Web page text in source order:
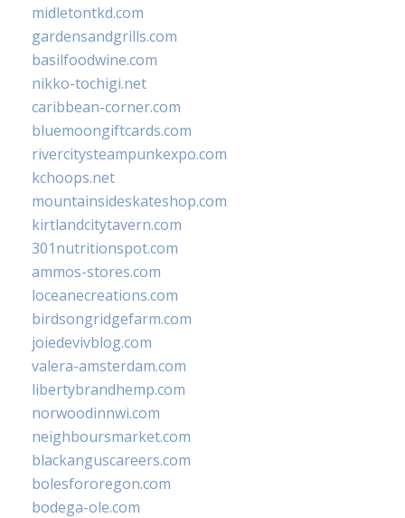
midletontkd.com
gardensandgrills.com
basilfoodwine.com
nikko-tochigi.net
caribbean-corner.com
bluemoongiftcards.com
rivercitysteampunkexpo.com
kchoops.net
mountainsideskateshop.com
kirtlandcitytavern.com
301nutritionspot.com
ammos-stores.com
loceanecreations.com
birdsongridgefarm.com
joiedevivblog.com
valera-amsterdam.com
libertybrandhemp.com
norwoodinnwi.com
neighboursmarket.com
blackanguscareers.com
bolesfororegon.com
bodega-ole.com